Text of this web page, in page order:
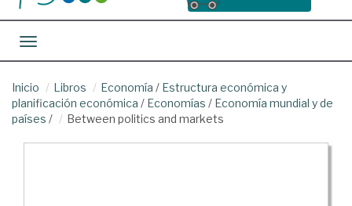
Toggle navigation
Inicio Libros Economía / Estructura económica y
planificación económica / Economías / Economía mundial y de
países / Between politics and markets